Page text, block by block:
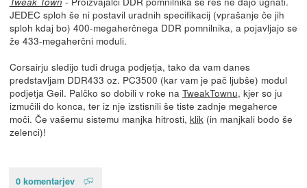
JEDEC sploh še ni postavil uradnih specifikacij (vprašanje če jih
sploh kdaj bo) 400-megaherčnega DDR pomnilnika, a pojavljajo se
že 433-megaherčni moduli.
Corsairju sledijo tudi druga podjetja, tako da vam danes
predstavljam DDR433 oz. PC3500 (kar vam je pač ljubše) modul
podjetja Geil. Palčko so dobili v roke na TweakTownu, kjer so ju
izmučili do konca, ter iz nje izstisnili še tiste zadnje megaherce
moči. Če vašemu sistemu manjka hitrosti, klik (in manjkali bodo še
zelenci)!
0 komentarjev